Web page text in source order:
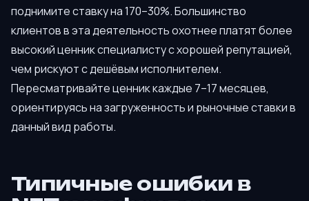
поднимите ставку на 170–30%. Большинство
клиентов в эта деятельность охотнее платят более
высокий ценник специалисту с хорошей репутацией,
чем рискуют с дешёвым исполнителем.
Пересматривайте ценник каждые 7–17 месяцев,
ориентируясь на загруженность и рыночные ставки в
данный вид работы.
Типичные ошибки в